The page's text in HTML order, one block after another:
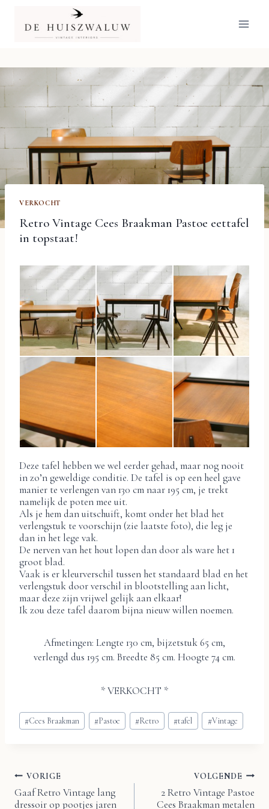
inhoud
VERKOCHT
Retro Vintage Cees Braakman Pastoe eettafel
in topstaat!
Deze tafel hebben we wel eerder gehad, maar nog nooit
in zo’n geweldige conditie. De tafel is op een heel gave
manier te verlengen van 130 cm naar 195 cm, je trekt
namelijk de poten mee uit.
Als je hem dan uitschuift, komt onder het blad het
verlengstuk te voorschijn (zie laatste foto), die leg je
dan in het lege vak.
De nerven van het hout lopen dan door als ware het 1
groot blad.
Vaak is er kleurverschil tussen het standaard blad en het
verlengstuk door verschil in blootstelling aan licht,
maar deze zijn vrijwel gelijk aan elkaar!
Ik zou deze tafel daarom bijna nieuw willen noemen.
Afmetingen: Lengte 130 cm, bijzetstuk 65 cm,
verlengd dus 195 cm. Breedte 85 cm. Hoogte 74 cm.
* VERKOCHT *
Bericht
tags:
#Cees Braakman #Pastoe #Retro #tafel #Vintage
Bericht
VORIGE
Gaaf Retro Vintage lang
dressoir op pootjes jaren
VOLGENDE
2 Retro Vintage Pastoe
Cees Braakman metalen